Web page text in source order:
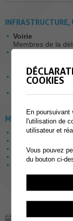
Voirie
Membres de la
Membres de la
Urbanisme
Membres de la
MEMBRE DES
Personnel,
Sécurité (police et
Constructions
COOKIES
En
l'utilisation de
utilisateur et
Vous pouvez
du bouton ci-